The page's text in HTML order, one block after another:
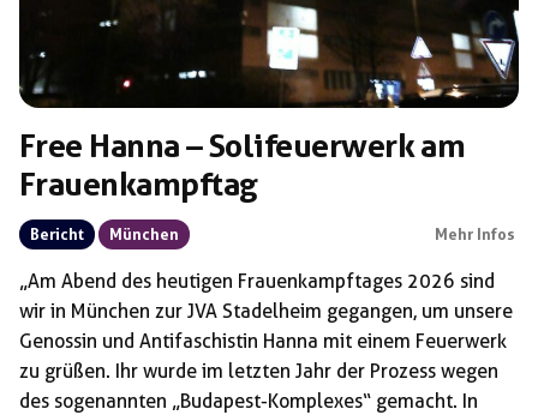
Free Hanna – Solifeuerwerk am
Frauenkampftag
Bericht München Mehr Infos
„Am Abend des heutigen Frauenkampftages 2026 sind
wir in München zur JVA Stadelheim gegangen, um unsere
Genossin und Antifaschistin Hanna mit einem Feuerwerk
zu grüßen. Ihr wurde im letzten Jahr der Prozess wegen
des sogenannten „Budapest-Komplexes“ gemacht. In